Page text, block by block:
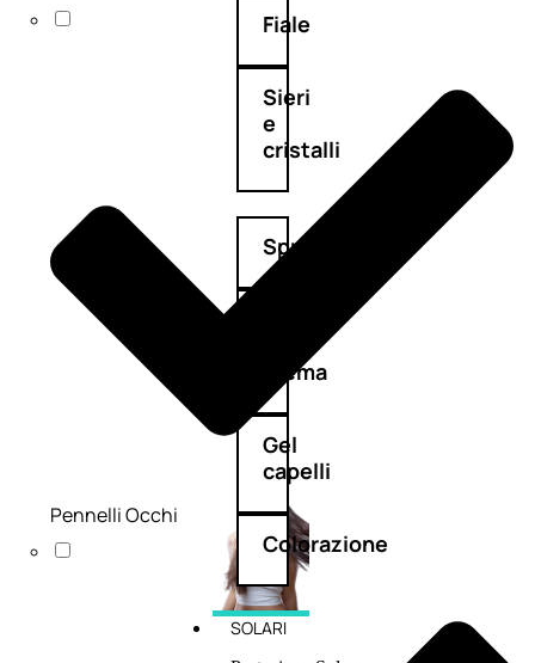
Fiale
Sieri
e
cristalli
Spray
crema
Gel
capelli
Colorazione
SOLARI
Pennelli Occhi